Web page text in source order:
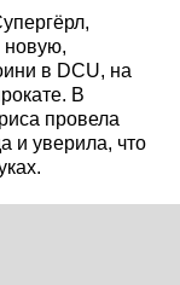
новую,
в DCU, на
В
провела
и уверила, что